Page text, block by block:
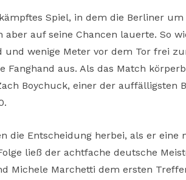
Spiel, in dem die Berliner
auf seine Chancen lauerte. So
wenige Meter vor dem Tor frei
aus. Als das Match
Boychuck, einer der auffälligsten
Entscheidung herbei, als er eine
ließ der achtfache deutsche
Michele Marchetti dem ersten